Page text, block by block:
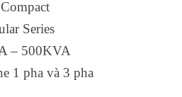
Series
– 500KVA
1 pha và 3 pha